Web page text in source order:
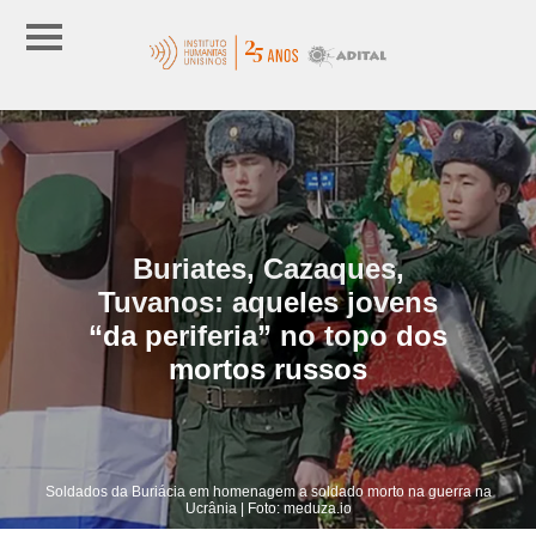
Buriates, Cazaques,
Tuvanos: aqueles jovens
“da periferia” no topo dos
mortos russos
Soldados da Buriácia em homenagem a soldado morto na guerra na
Ucrânia | Foto: meduza.io